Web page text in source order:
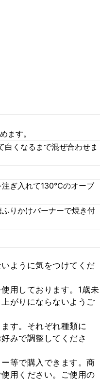
ます。
白くなるまで混ぜ合わせま
注ぎ入れて130℃のオーブ
りかけバーナーで焼き付
ように気をつけてくだ
用しております。1歳未
がりにならないようご
す。それぞれ種類に
みで調整してくださ
等で購入できます。商
用ください。ご使用の